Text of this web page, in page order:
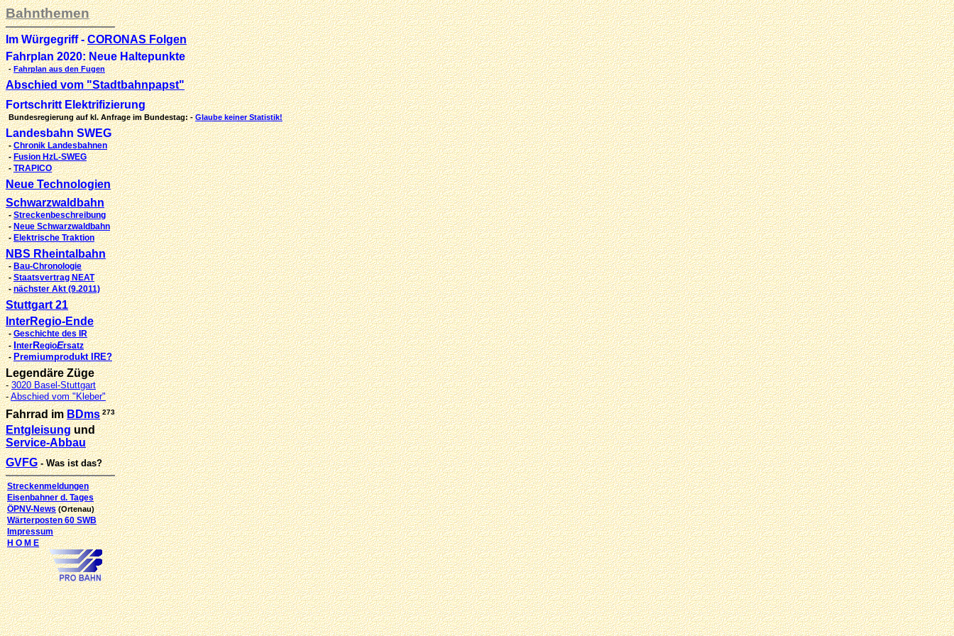
Bahnthemen
Im Würgegriff -CORONAS Folgen
Fahrplan 2020: Neue Haltepunkte
-Fahrplan aus den Fugen
Abschied vom "Stadtbahnpapst"
Fortschritt Elektrifizierung
Bundesregierung auf kl. Anfrage im Bundestag: -Glaube keiner Statistik!
Landesbahn SWEG
-Chronik Landesbahnen
-Fusion HzL-SWEG
-TRAPICO
Neue Technologien
Schwarzwaldbahn
-Streckenbeschreibung
-Neue Schwarzwaldbahn
-Elektrische Traktion
NBS Rheintalbahn
-Bau-Chronologie
-Staatsvertrag NEAT
-nächster Akt (9.2011)
Stuttgart 21
InterRegio-Ende
-Geschichte des IR
-InterRegioErsatz
-Premiumprodukt IRE?
Legendäre Züge
-3020 Basel-Stuttgart
-Abschied vom "Kleber"
Fahrrad imBDms273
Entgleisungund
Service-Abbau
GVFG- Was ist das?
Streckenmeldungen
Eisenbahner d. Tages
ÖPNV-News (Ortenau)
Wärterposten 60 SWB
Impressum
H O M E